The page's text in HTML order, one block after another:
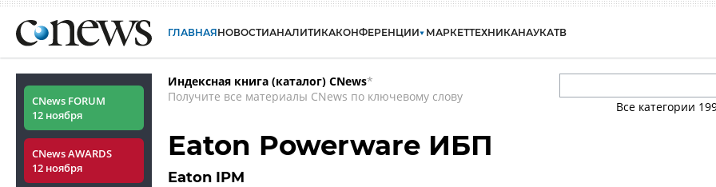
ГЛАВНАЯНОВОСТИАНАЛИТИКАКОНФЕРЕНЦИИ МАРКЕТТЕХНИКАНАУКАТВ
CNews FORUM
12 ноября
CNews AWARDS
12 ноября
Индексная книга (каталог) CNews*
Получите все материалы CNews по ключевому слову
Все категории
Eaton Powerware ИБП
Eaton IPM